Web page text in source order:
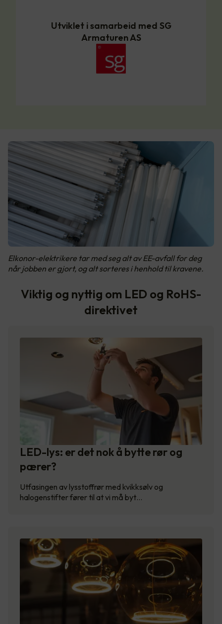
Utviklet i samarbeid med SG
Armaturen AS
Elkonor-elektrikere tar med seg alt av EE-avfall for deg
når jobben er gjort, og alt sorteres i henhold til kravene.
Viktig og nyttig om LED og RoHS-
direktivet
LED-lys: er det nok å bytte rør og
pærer?
Utfasingen av lysstoffrør med kvikksølv og
halogenstifter fører til at vi må byt…